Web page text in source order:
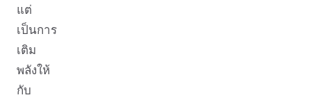
แต่
เป็นการ
เติม
พลังให้
กับ